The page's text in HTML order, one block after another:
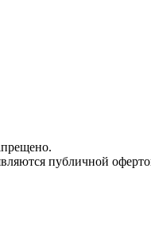
публичной